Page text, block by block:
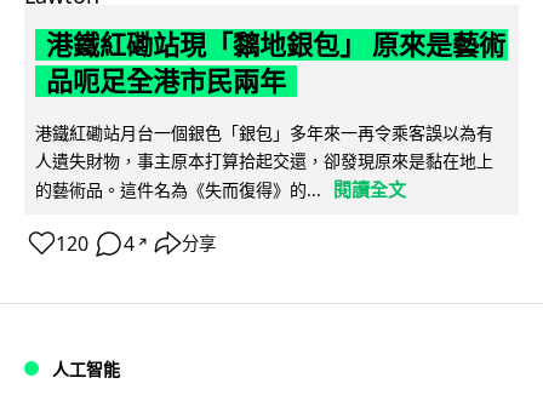
港鐵紅磡站現「黐地銀包」 原來是藝術
品呃足全港市民兩年
港鐵紅磡站月台一個銀色「銀包」多年來一再令乘客誤以為有
人遺失財物，事主原本打算拾起交還，卻發現原來是黏在地上
的藝術品。這件名為《失而復得》的...
閱讀全文
120 4 ↗ 分享
人工智能